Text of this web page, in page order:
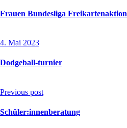
Frauen Bundesliga Freikartenaktion
4. Mai 2023
Dodgeball-turnier
navigation
Previous post
Schüler:innenberatung